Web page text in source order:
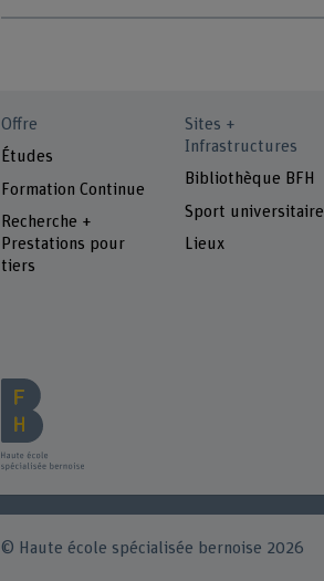
Offre
Études
Formation Continue
Recherche +
Prestations pour
tiers
Sites +
Infrastructures
Bibliothèque BFH
Sport universitaire
Lieux
© Haute école spécialisée bernoise 2026